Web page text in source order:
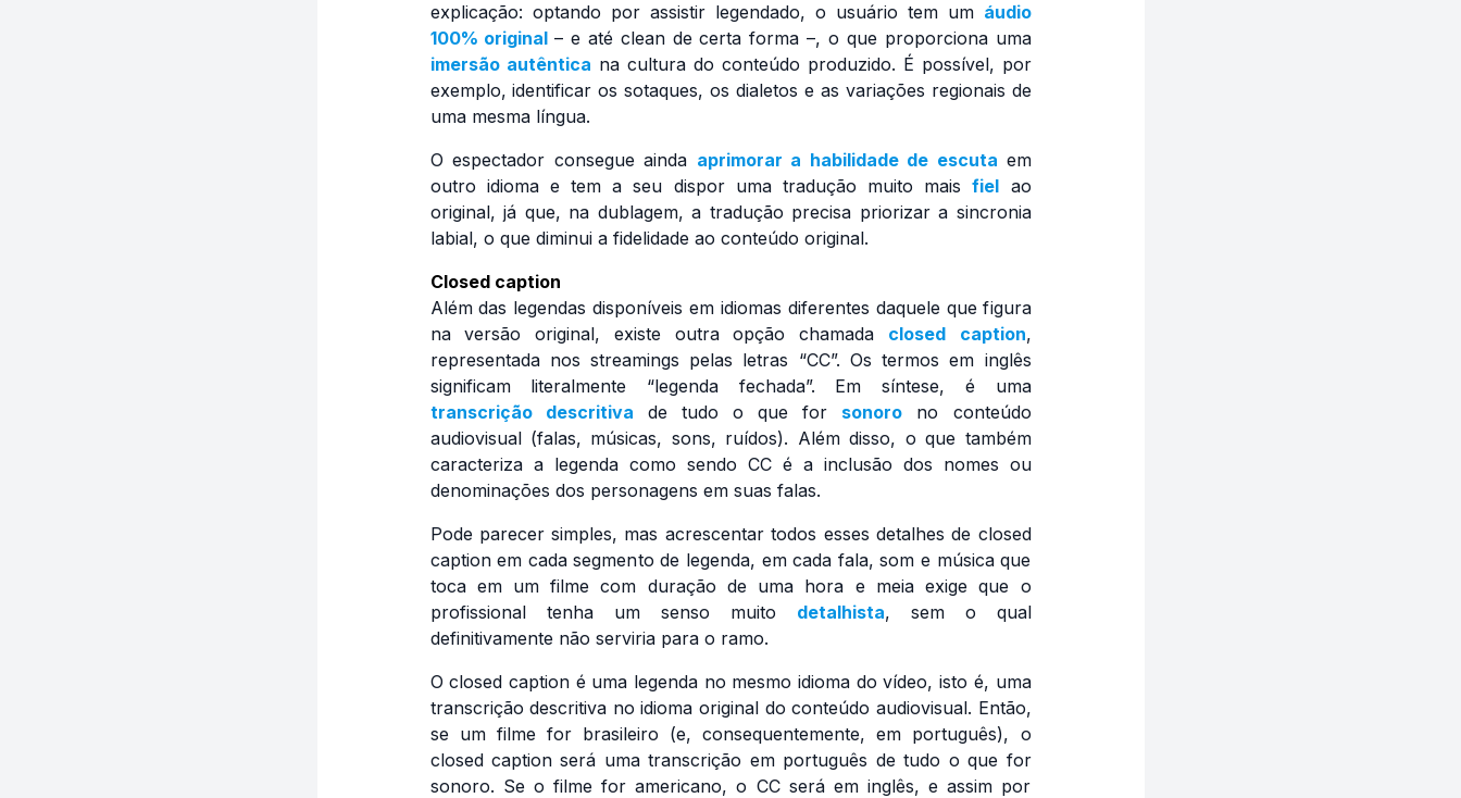
explicação: optando por assistir legendado, o usuário tem um áudio
100% original– e até cleande certa forma –, o que proporciona uma
imersão autêntica na cultura do conteúdo produzido. É possível, por
exemplo, identificar os sotaques, os dialetos e as variações regionais de
uma mesma língua.
O espectador consegue ainda aprimorar a habilidade de escuta em
outro idioma e tem a seu dispor uma tradução muito maisfiel ao
original, já que, na dublagem, a tradução precisa priorizar a sincronia
labial, o que diminui a fidelidade ao conteúdo original.
Closed caption
Além das legendas disponíveis em idiomas diferentes daquele que figura
na versão original, existe outra opção chamada closed caption,
representada nos streamings pelas letras “CC”. Os termos em inglês
significam literalmente “legenda fechada”. Em síntese, é uma
transcrição descritiva de tudo o que for sonoro no conteúdo
audiovisual (falas, músicas, sons, ruídos). Além disso, o que também
caracteriza a legenda como sendo CC é a inclusão dos nomes ou
denominações dos personagens em suas falas.
Pode parecer simples, mas acrescentar todos esses detalhes de closed
captionem cada segmento de legenda, em cada fala, som e música que
toca em um filme com duração de uma hora e meia exige que o
profissional tenha um senso muito detalhista, sem o qual
definitivamente não serviria para o ramo.
Oclosed captioné uma legenda no mesmo idioma do vídeo, isto é, uma
transcrição descritiva no idioma original do conteúdo audiovisual. Então,
se um filme for brasileiro (e, consequentemente, em português), o
closed captionserá uma transcrição em português de tudo o que for
sonoro. Se o filme for americano, o CC será em inglês, e assim por